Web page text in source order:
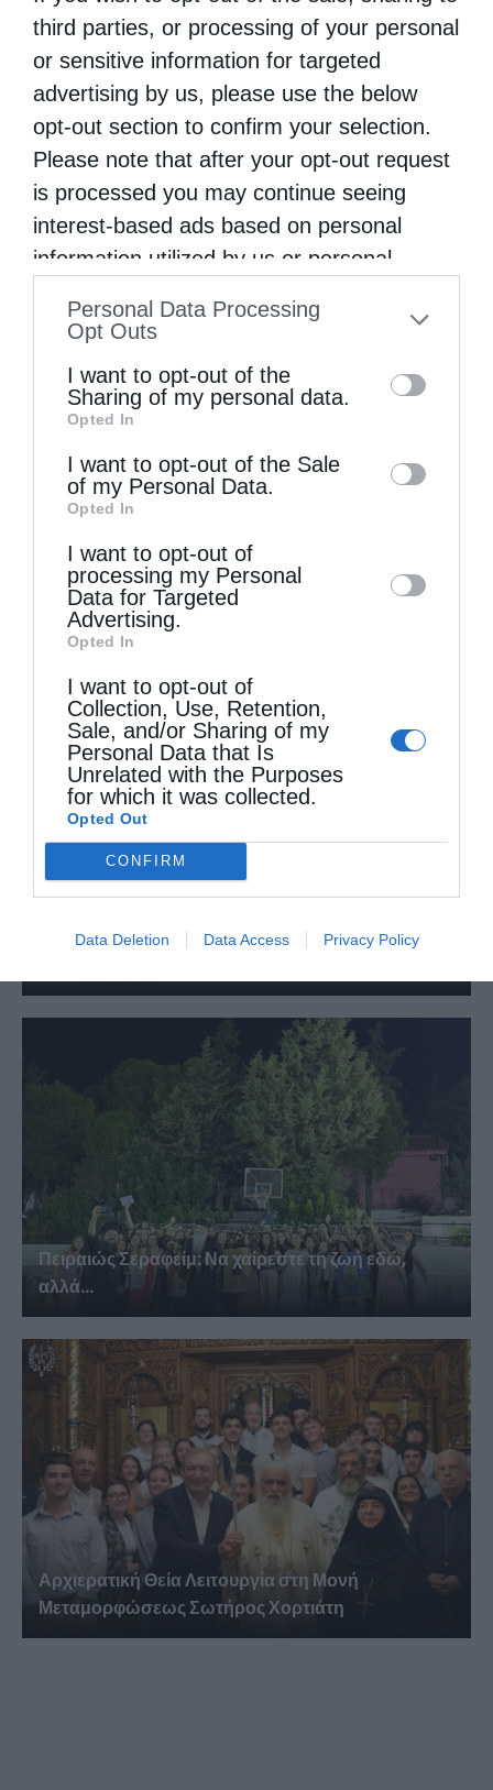
third parties, or processing of your personal
or sensitive information for targeted
advertising by us, please use the below
opt-out section to confirm your selection.
Please note that after your opt-out request
is processed you may continue seeing
interest-based ads based on personal
information utilized by us or personal
to your opt-out. You may separately opt-out
information by third parties on the IAB’s list
of downstream participants. This
information may also be disclosed by us to
third parties on theIAB’s List of
Downstream Participants
disclose it to other third parties.
Personal Data Processing
Opt Outs
I want to opt-out of the
Sharing of my personal data.
Opted In
I want to opt-out of the Sale
of my Personal Data.
Opted In
I want to opt-out of
processing my Personal
Data for Targeted
Advertising.
Opted In
I want to opt-out of
Collection, Use, Retention,
Sale, and/or Sharing of my
Personal Data that Is
Unrelated with the Purposes
for which it was collected.
Opted Out
CONFIRM
Data Deletion Data Access Privacy Policy
Η πανήγυρις της Μεταμορφώσεως του Σωτήρος
στη Θεσσαλονίκη
Ο Νεαπόλεως στο Ιερό Παρεκκλήσι Αγίας
Παρασκευής Παλαιοκάστρου...
Την Πέμπτη, 13 Αυγούστου, κυκλοφορεί το νέο
Πειραιώς Σεραφείμ: Να χαίρεστε τη ζωή εδώ,
αλλά...
Αρχιερατική Θεία Λειτουργία στη Μονή
Μεταμορφώσεως Σωτήρος Χορτιάτη